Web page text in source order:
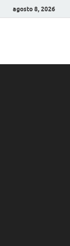
agosto 8, 2026